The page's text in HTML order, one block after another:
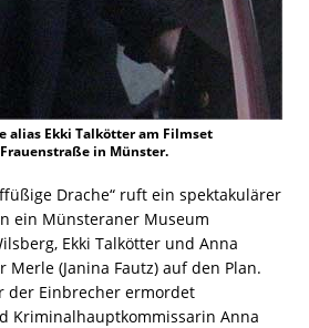
alias Ekki Talkötter am Filmset
in Münster.
Drache“ ruft ein spektakulärer
ein Münsteraner Museum
Ekki Talkötter und Anna
Merle (Janina Fautz) auf den Plan.
der Einbrecher ermordet
Kriminalhauptkommissarin Anna